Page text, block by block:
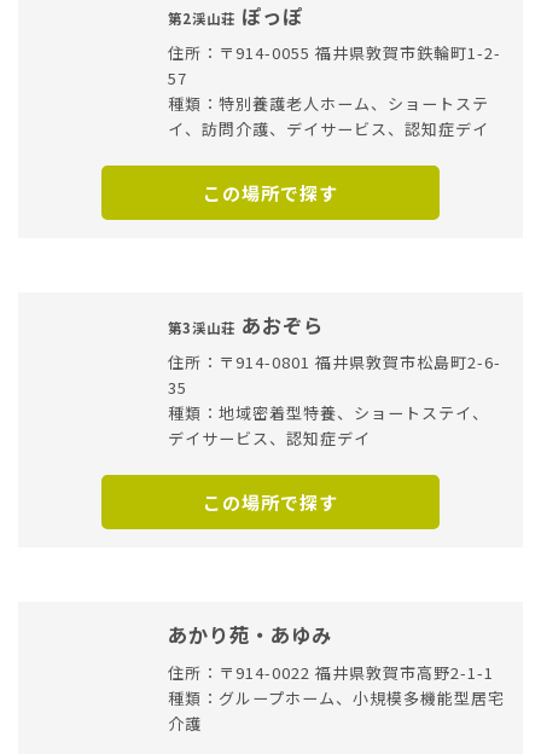
第2渓山荘 ぽっぽ
住所：〒914-0055 福井県敦賀市鉄輪町1-2-
57
種類：特別養護老人ホーム、ショートステ
イ、訪問介護、デイサービス、認知症デイ
この場所で探す
第3渓山荘 あおぞら
住所：〒914-0801 福井県敦賀市松島町2-6-
35
種類：地域密着型特養、ショートステイ、
デイサービス、認知症デイ
この場所で探す
あかり苑・あゆみ
住所：〒914-0022 福井県敦賀市高野2-1-1
種類：グループホーム、小規模多機能型居宅
介護